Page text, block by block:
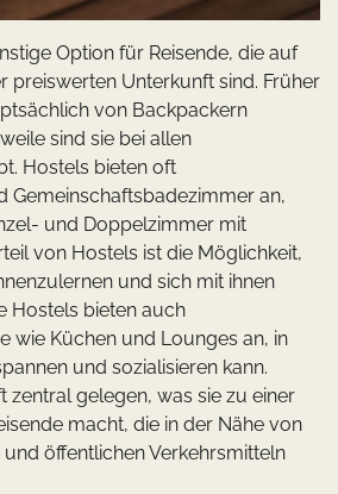
Option für Reisende, die auf
preiswerten Unterkunft sind. Früher
von Backpackern
sind sie bei allen
Hostels bieten oft
Gemeinschaftsbadezimmer an,
und Doppelzimmer mit
von Hostels ist die Möglichkeit,
und sich mit ihnen
Hostels bieten auch
wie Küchen und Lounges an, in
und sozialisieren kann.
zentral gelegen, was sie zu einer
macht, die in der Nähe von
öffentlichen Verkehrsmitteln